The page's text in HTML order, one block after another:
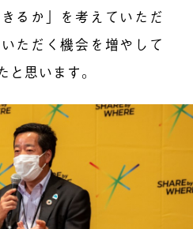
るか」を考えていただ
ただく機会を増やして
思います。